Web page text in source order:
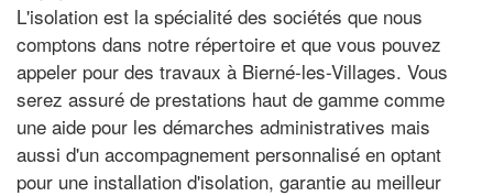
L'isolation est la spécialité des sociétés que nous
comptons dans notre répertoire et que vous pouvez
appeler pour des travaux à Bierné-les-Villages. Vous
serez assuré de prestations haut de gamme comme
une aide pour les démarches administratives mais
aussi d'un accompagnement personnalisé en optant
pour une installation d'isolation, garantie au meilleur